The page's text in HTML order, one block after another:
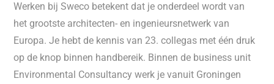
Werken bij Sweco betekent dat je onderdeel wordt van
het grootste architecten- en ingenieursnetwerk van
Europa. Je hebt de kennis van 23. collegas met één druk
op de knop binnen handbereik. Binnen de business unit
Environmental Consultancy werk je vanuit Groningen